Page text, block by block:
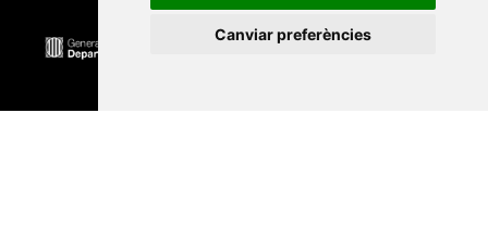
Canviar preferències